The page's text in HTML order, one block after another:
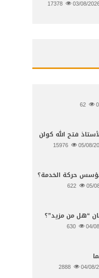
03/08/
فتح الله كولن
05/08/
حركة الخدمة؟
05/
“هل من مزيد”؟
04/
04/08/